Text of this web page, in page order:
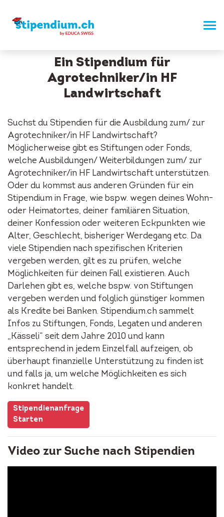
Ein Stipendium für
Agrotechniker/in HF
Landwirtschaft
Suchst du Stipendien für die Ausbildung zum/ zur
Agrotechniker/in HF Landwirtschaft?
Möglicherweise gibt es Stiftungen oder Fonds,
welche Ausbildungen/ Weiterbildungen zum/ zur
Agrotechniker/in HF Landwirtschaft unterstützen.
Oder du kommst aus anderen Gründen für ein
Stipendium in Frage, wie bspw. wegen deines Wohn-
oder Heimatortes, deiner familiären Situation,
deiner Konfession oder weiteren Eckpunkten wie
Alter, Geschlecht, bisheriger Werdegang etc. Da
viele Stipendien nach spezifischen Kriterien
vergeben werden, gilt es zu prüfen, welche
Möglichkeiten für deinen Fall existieren. Auch
Darlehen gibt es, welche bspw. von Stiftungen
vergeben werden und folglich günstiger kommen
als Kredite bei Banken. Stipendium.ch sammelt
Infos zu Stiftungen, Fonds, Legaten und anderen
„Kässeli“ seit dem Jahre 2010 und kann
entsprechend in jedem Einzelfall aufzeigen, ob
überhaupt finanzielle Unterstützung zu finden ist
und falls ja, um welche Möglichkeiten es sich
konkret handelt.
Stipendienanfrage
Starten
Video zur Suche nach Stipendien